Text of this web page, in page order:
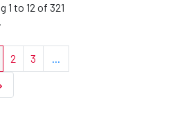
1 to 12 of 321
Page
2 Page
3 ...Intermediate Pages Use